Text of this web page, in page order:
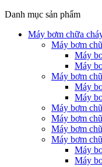
Danh mục sản phẩm
Máy bơm chữa
Máy bơm
Máy
Máy
Máy bơm
Máy
Máy
Máy bơm
Máy bơm
Máy bơm
Máy bơm
Máy
Máy